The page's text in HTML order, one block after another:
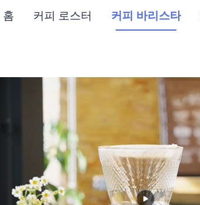
홈 커피 로스터 커피 바리스타